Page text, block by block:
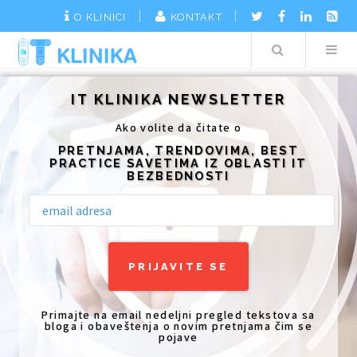
O KLINICI KONTAKT
Search
IT KLINIKA NEWSLETTER
Ako volite da čitate o
PRETNJAMA, TRENDOVIMA, BEST
PRACTICE SAVETIMA IZ OBLASTI IT
BEZBEDNOSTI
Primajte na email nedeljni pregled tekstova sa
bloga i obaveštenja o novim pretnjama čim se
pojave